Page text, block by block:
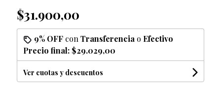
$31.900,00
9% OFFcon Transferencia o Efectivo
Precio final: $29.029,00
Ver cuotas y descuentos